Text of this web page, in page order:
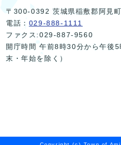
〒300-0392 茨城県稲敷郡阿見
電話： 029-888-1111
ファクス:029-887-9560
開庁時間 午前8時30分から午後
末・年始を除く）